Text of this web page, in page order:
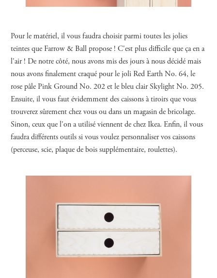
Pour le matériel, il vous faudra choisir parmi toutes les jolies
teintes que Farrow & Ball propose ! C'est plus difficile que ça en a
l'air ! De notre côté, nous avons mis des jours à nous décidé mais
nous avons finalement craqué pour le joli Red Earth No. 64, le
rose pâle Pink Ground No. 202 et le bleu clair Skylight No. 205.
Ensuite, il vous faut évidemment des caissons à tiroirs que vous
trouverez sûrement chez vous ou dans un magasin de bricolage.
Sinon, ceux que l'on a utilisé viennent de chez Ikea. Enfin, il vous
faudra différents outils si vous voulez personnaliser vos caissons
(perceuse, scie, plaque de bois supplémentaire, roulettes).